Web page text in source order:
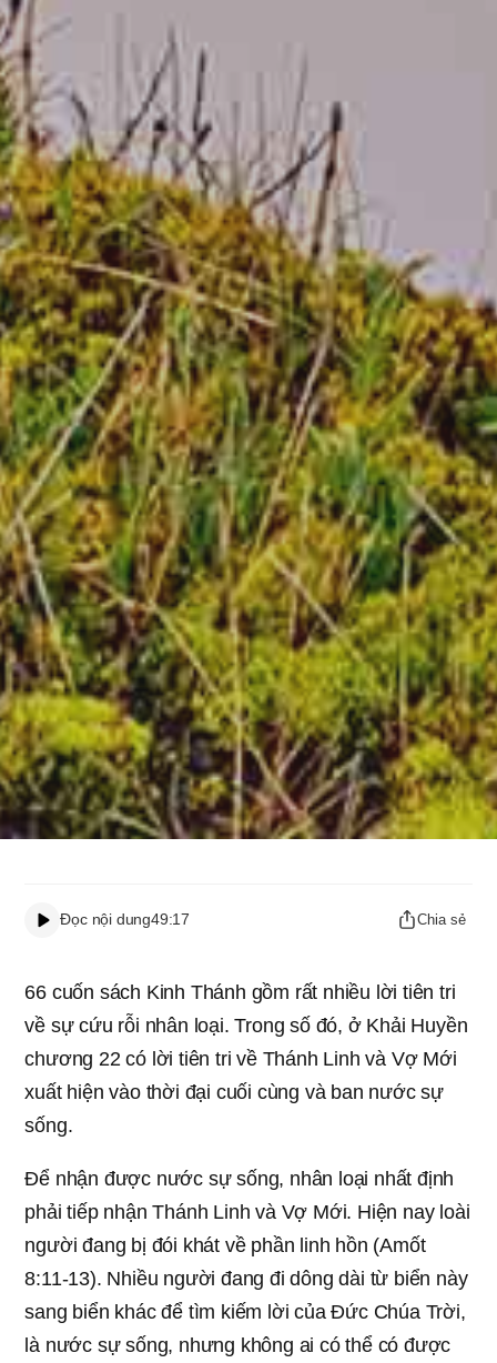
Đọc nội dung49:17 Chia sẻ
66 cuốn sách Kinh Thánh gồm rất nhiều lời tiên tri
về sự cứu rỗi nhân loại. Trong số đó, ở Khải Huyền
chương 22 có lời tiên tri về Thánh Linh và Vợ Mới
xuất hiện vào thời đại cuối cùng và ban nước sự
sống.
Để nhận được nước sự sống, nhân loại nhất định
phải tiếp nhận Thánh Linh và Vợ Mới. Hiện nay loài
người đang bị đói khát về phần linh hồn (Amốt
8:11-13). Nhiều người đang đi dông dài từ biển này
sang biển khác để tìm kiếm lời của Đức Chúa Trời,
là nước sự sống, nhưng không ai có thể có được